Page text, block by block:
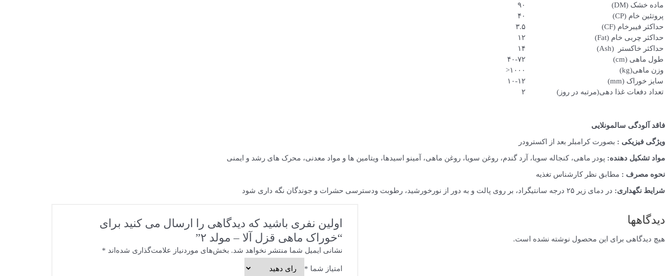
ماده خشک (DM)
۹۰
پروتئین خام (CP)
۴۰
حداکثر فیبرخام (CF)
۳.۵
حداکثر چربی خام (Fat)
۱۲
حداکثر خاکستر (Ash)
۱۴
طول ماهی (cm)
۴۰-۷۲
وزن ماهی(kg)
۱۰۰۰<
سایز خوراک (mm)
۱۰-۱۲
تعداد دفعات غذا دهی(مرتبه در روز)
۲
فاقد آلودگی سالمونلایی
ویژگی فیزیکی : بصورت کرامبلر بعد از اکسترودر
مواد تشکیل دهنده: پودر ماهی، کنجاله سویا، آرد گندم، روغن سویا، روغن ماهی، آمینو اسیدها، ویتامین ها و مواد معدنی، محرک های رشد و ایمنی
نحوه مصرف : مطابق نظر کارشناس تغذیه
شرایط نگهداری: در دمای زیر ۲۵ درجه سانتیگراد، بر روی پالت و به دور از نورخورشید، رطوبت ودسترسی حشرات و جوندگان نگه داری شود
دیدگاهها
هیچ دیدگاهی برای این محصول نوشته نشده است.
اولین نفری باشید که دیدگاهی را ارسال می کنید برای
“خوراک ماهی قزل آلا – مولد ۲”
نشانی ایمیل شما منتشر نخواهد شد. بخش‌های موردنیاز علامت‌گذاری شده‌اند *
امتیاز شما *